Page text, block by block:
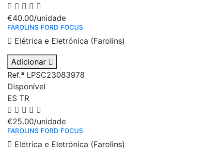
€40.00/unidade
FAROLINS FORD FOCUS
Elétrica e Eletrónica (Farolins)
Adicionar
Ref.ª LPSC23083978
Disponível
ES TR
€25.00/unidade
FAROLINS FORD FOCUS
Elétrica e Eletrónica (Farolins)